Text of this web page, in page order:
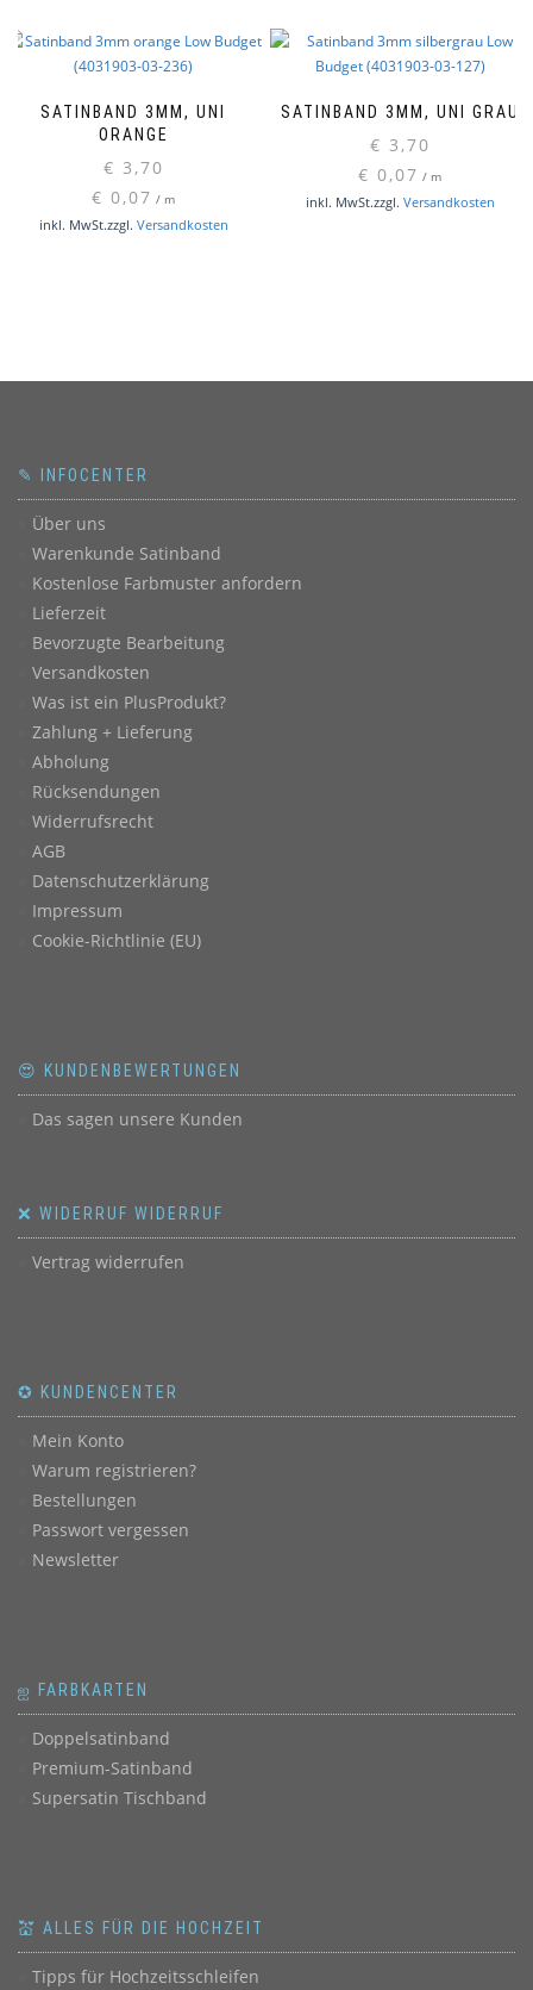
SATINBAND 3MM, UNI
ORANGE
€ 3,70
€ 0,07 / m
inkl. MwSt.zzgl. Versandkosten
SATINBAND 3MM, UNI GRAU
€ 3,70
€ 0,07 / m
inkl. MwSt.zzgl. Versandkosten
✎ INFOCENTER
Über uns
Warenkunde Satinband
Kostenlose Farbmuster anfordern
Lieferzeit
Bevorzugte Bearbeitung
Versandkosten
Was ist ein PlusProdukt?
Zahlung + Lieferung
Abholung
Rücksendungen
Widerrufsrecht
AGB
Datenschutzerklärung
Impressum
Cookie-Richtlinie (EU)
😍 KUNDENBEWERTUNGEN
Das sagen unsere Kunden
❌ WIDERRUF WIDERRUF
Vertrag widerrufen
✪ KUNDENCENTER
Mein Konto
Warum registrieren?
Bestellungen
Passwort vergessen
Newsletter
ஐ FARBKARTEN
Doppelsatinband
Premium-Satinband
Supersatin Tischband
💒 ALLES FÜR DIE HOCHZEIT
Tipps für Hochzeitsschleifen